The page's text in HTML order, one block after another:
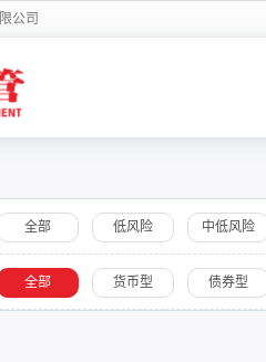
公司
全部 低风险 中低风险
全部 货币型 债券型